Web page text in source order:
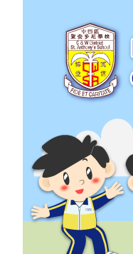
校慶活動
管理與組織
校風及學生支援
學生表現
相片及影片
升中資訊